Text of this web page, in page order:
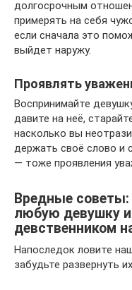
долгосрочным
примерять на себя
если сначала это
выйдет наружу.
Проявлять
Воспринимайте
давите на неё,
насколько вы
держать своё слово и
— тоже проявления
Вредные советы:
любую девушку и
девственником
Напоследок ловите
забудьте развернуть